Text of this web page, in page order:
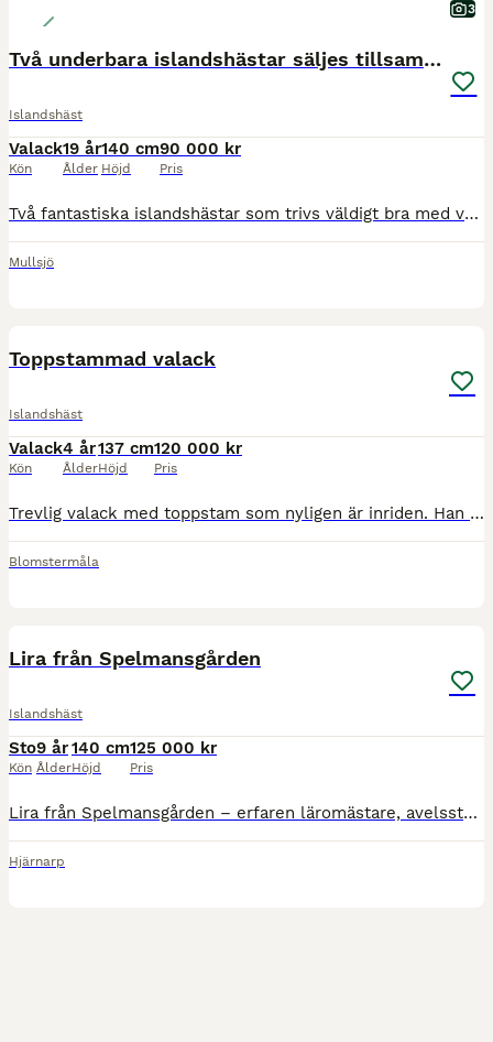
3
Två underbara islandshästar säljes tillsammans
Islandshäst
Valack
Kön
19 år
Ålder
140 cm
Höjd
90 000 kr
Pris
Två fantastiska islandshästar som trivs väldigt bra med varandra och de ska fortsätta få vara ett team. Refur 19 år Brunvit skäck 5-gångare Refur är en otroligt snäll och mysig häst med lätt för tölt
Mullsjö
Toppstammad valack
Islandshäst
Valack
Kön
4 år
Ålder
137 cm
Höjd
120 000 kr
Pris
Trevlig valack med toppstam som nyligen är inriden. Han är runt ca 137 i mkh. Snäll i hantering, kan stå uppbunden, snäll att sko, kan stå på box och även lämnas ensam i hagen. Snäll i ridningen och
Blomstermåla
Lira från Spelmansgården
Islandshäst
Sto
Kön
9 år
Ålder
140 cm
Höjd
125 000 kr
Pris
Lira från Spelmansgården – erfaren läromästare, avelssto och passraket Nu söker fantastiska Lira från Spelmansgården, född 2017, sitt nästa hem. Det här är ett ovanligt tillfälle att 🥕förvärva🥕 ett
Hjärnarp